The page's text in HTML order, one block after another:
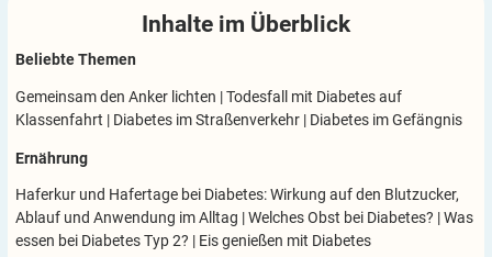
Inhalte im Überblick
Beliebte Themen
Gemeinsam den Anker lichten |Todesfall mit Diabetes auf
Klassenfahrt | Diabetes im Straßenverkehr | Diabetes im Gefängnis
Ernährung
Haferkur und Hafertage bei Diabetes: Wirkung auf den Blutzucker,
Ablauf und Anwendung im Alltag |Welches Obst bei Diabetes? |Was
essen bei Diabetes Typ 2? | Eis genießen mit Diabetes